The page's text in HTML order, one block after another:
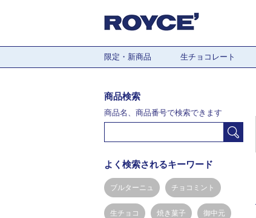
限定・新商品 生チョコレート
商品検索
商品名、商品番号で検索できます
よく検索されるキーワード
ブルターニュ チョコミント
生チョコ 焼き菓子 御中元